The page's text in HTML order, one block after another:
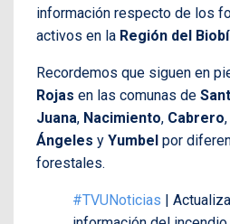
información respecto de los
activos en la Región del
Recordemos que siguen en
Rojas en las comunas de
Juana, Nacimiento, Cabrero,
Ángeles y Yumbel por
forestales.
#TVUNoticias |